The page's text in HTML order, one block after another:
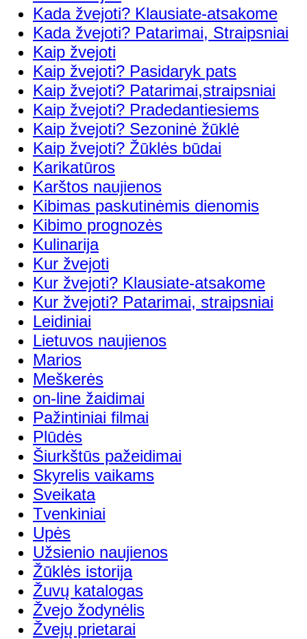
Kada žvejoti? Klausiate-atsakome
Kada žvejoti? Patarimai, Straipsniai
Kaip žvejoti
Kaip žvejoti? Pasidaryk pats
Kaip žvejoti? Patarimai,straipsniai
Kaip žvejoti? Pradedantiesiems
Kaip žvejoti? Sezoninė žūklė
Kaip žvejoti? Žūklės būdai
Karikatūros
Karštos naujienos
Kibimas paskutinėmis dienomis
Kibimo prognozės
Kulinarija
Kur žvejoti
Kur žvejoti? Klausiate-atsakome
Kur žvejoti? Patarimai, straipsniai
Leidiniai
Lietuvos naujienos
Marios
Meškerės
on-line žaidimai
Pažintiniai filmai
Plūdės
Šiurkštūs pažeidimai
Skyrelis vaikams
Sveikata
Tvenkiniai
Upės
Užsienio naujienos
Žūklės istorija
Žuvų katalogas
Žvejo žodynėlis
Žvejų prietarai